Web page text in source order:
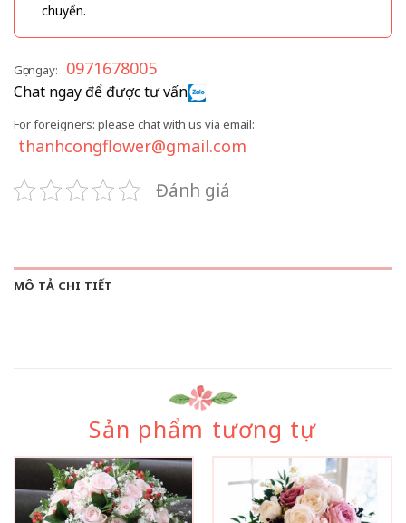
chuyển.
Gọi ngay: 0971678005
Chat ngay để được tư vấn
For foreigners: please chat with us via email:
thanhcongflower@gmail.com
Đánh giá
MÔ TẢ CHI TIẾT
Sản phẩm tương tự